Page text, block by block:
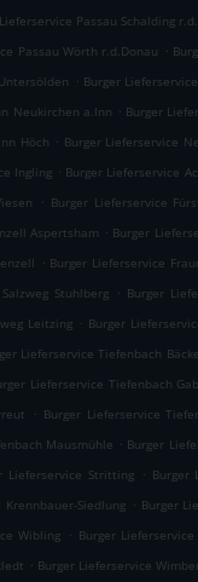
Passau Schalding
Passau Wörth r.d.Donau .
. Burger
Neukirchen a.Inn . Burger
Höch . Burger Lieferservice
Ingling . Burger Lieferservice
. Burger Lieferservice
Aspertsham . Burger
. Burger Lieferservice
Stuhlberg . Burger
Leitzing . Burger
Lieferservice Tiefenbach
Lieferservice Tiefenbach
. Burger Lieferservice
Mausmühle . Burger
Lieferservice Stritting . Burger
Siedlung . Burger
Wibling . Burger
. Burger Lieferservice